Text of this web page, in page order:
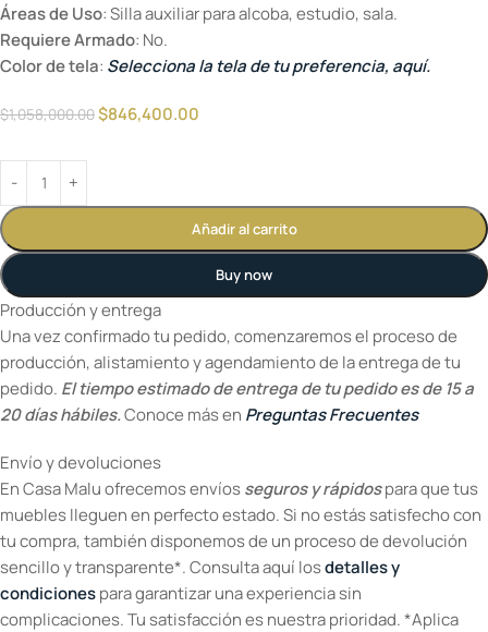
Áreas de Uso: Silla auxiliar para alcoba, estudio, sala.
Requiere Armado: No.
Color de tela: Selecciona la tela de tu preferencia, aquí.
$1,058,000.00$846,400.00
Añadir al carrito
Buy now
Producción y entrega
Una vez confirmado tu pedido, comenzaremos el proceso de
producción, alistamiento y agendamiento de la entrega de tu
pedido. El tiempo estimado de entrega de tu pedido es de 15 a
20 días hábiles.Conoce más en Preguntas Frecuentes
Envío y devoluciones
En Casa Malu ofrecemos envíosseguros y rápidospara que tus
muebles lleguen en perfecto estado. Si no estás satisfecho con
tu compra, también disponemos de un proceso de devolución
sencillo y transparente*. Consulta aquí losdetalles y
condicionespara garantizar una experiencia sin
complicaciones. Tu satisfacción es nuestra prioridad. *Aplica